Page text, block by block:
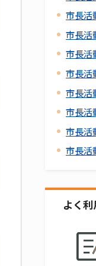
市長活
市長活
市長活
市長活
市長活
市長活
市長活
市長活
よく